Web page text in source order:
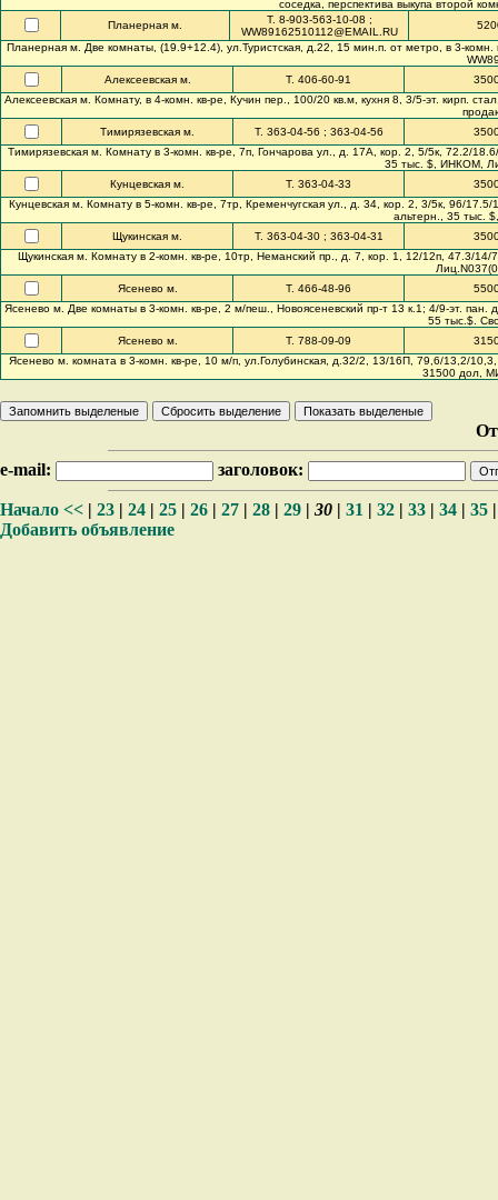
соседка, перспектива выкупа второй
Планерная м.
Т. 8-903-563-10-08 ;
WW89162510112@EMAIL.RU
Планерная м. Две комнаты, (19.9+12.4), ул.Туристская, д.22, 15 мин.п. от метро, в 3-
Алексеевская м.
Т. 406-60-91
Алексеевская м. Комнату, в 4-комн. кв-ре, Кучин пер., 100/20 кв.м, кухня 8, 3/5-эт. кирп.
Тимирязевская м.
Т. 363-04-56 ; 363-04-56
Тимирязевская м. Комнату в 3-комн. кв-ре, 7п, Гончарова ул., д. 17А, кор. 2, 5/5к, 72.2/
35 тыс. $, ИНКОМ,
Кунцевская м.
Т. 363-04-33
Кунцевская м. Комнату в 5-комн. кв-ре, 7тр, Кременчугская ул., д. 34, кор. 2, 3/5к, 96/
альтерн., 35 тыс.
Щукинская м.
Т. 363-04-30 ; 363-04-31
Щукинская м. Комнату в 2-комн. кв-ре, 10тр, Неманский пр., д. 7, кор. 1, 12/12п, 47.3/
Ясенево м.
Т. 466-48-96
Ясенево м. Две комнаты в 3-комн. кв-ре, 2 м/пеш., Новоясеневский пр-т 13 к.1; 4/9-эт.
55 тыс.$.
Ясенево м.
Т. 788-09-09
Ясенево м. комната в 3-комн. кв-ре, 10 м/п, ул.Голубинская, д.32/2, 13/16П, 79,6/13,2/
31500 дол,
e-mail: заголовок:
Начало << | 23 | 24 | 25 | 26 | 27 | 28 | 29 | 30 | 31 | 32 | 33 | 34 | 35
Добавить объявление